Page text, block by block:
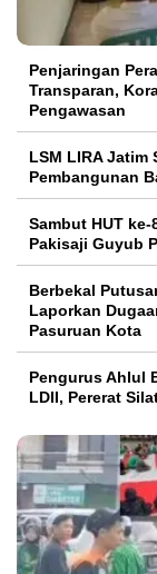
Penjaringan
Transparan,
Pengawasan
LSM LIRA
Pembangunan
Sambut HUT ke-
Pakisaji Guyub
Berbekal
Laporkan
Pasuruan Kota
Pengurus Ahlul
LDII, Pererat